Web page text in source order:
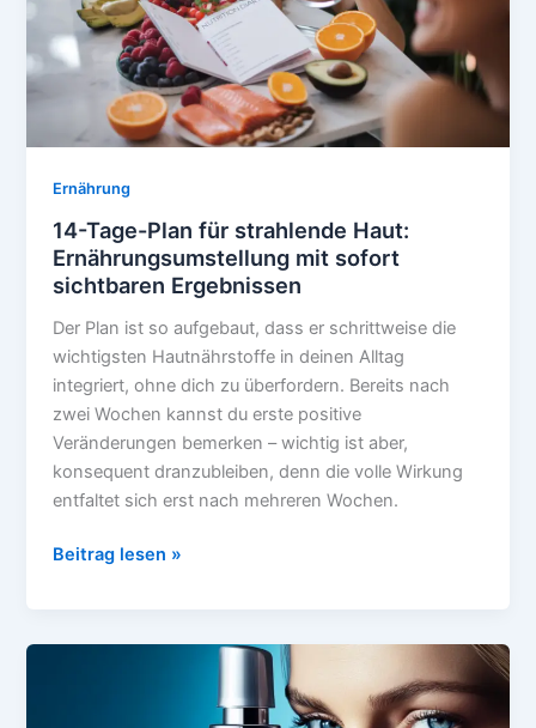
Hungergefühl
enthüllt
Ernährung
14-Tage-Plan für strahlende Haut:
Ernährungsumstellung mit sofort
sichtbaren Ergebnissen
Der Plan ist so aufgebaut, dass er schrittweise die
wichtigsten Hautnährstoffe in deinen Alltag
integriert, ohne dich zu überfordern. Bereits nach
zwei Wochen kannst du erste positive
Veränderungen bemerken – wichtig ist aber,
konsequent dranzubleiben, denn die volle Wirkung
entfaltet sich erst nach mehreren Wochen.
14-
für
Beitrag lesen »